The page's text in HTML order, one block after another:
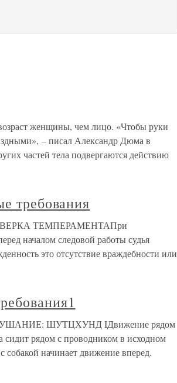
женщины, чем лицо. «Чтобы руки
– писал Александр Дюма в
частей тела подвергаются действию
требования
ТЕМПЕРАМЕНТАПри
началом следовой работы судья
это отсутствие враждебности или
ШУТЦХУНД IДвижение рядом
сидит рядом с проводником в исходном
начинает движение вперед.